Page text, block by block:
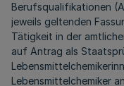
Berufsqualifikationen
jeweils geltenden
Tätigkeit in der
auf Antrag als
Lebensmittelchemiker